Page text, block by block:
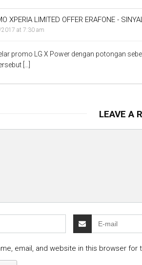
XPERIA LIMITED OFFER ERAFONE -
at 7:30 am
promo LG X Power dengan potongan
[…]
LEAVE A
email, and website in this browser